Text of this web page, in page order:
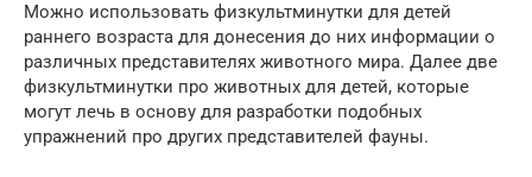
Можно использовать физкультминутки для детей
раннего возраста для донесения до них информации о
различных представителях животного мира. Далее две
физкультминутки про животных для детей, которые
могут лечь в основу для разработки подобных
упражнений про других представителей фауны.